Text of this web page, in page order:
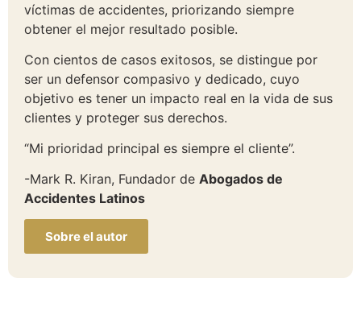
víctimas de accidentes, priorizando siempre
obtener el mejor resultado posible.
Con cientos de casos exitosos, se distingue por
ser un defensor compasivo y dedicado, cuyo
objetivo es tener un impacto real en la vida de sus
clientes y proteger sus derechos.
“Mi prioridad principal es siempre el cliente”.
-Mark R. Kiran, Fundador de Abogados de
Accidentes Latinos
Sobre el autor